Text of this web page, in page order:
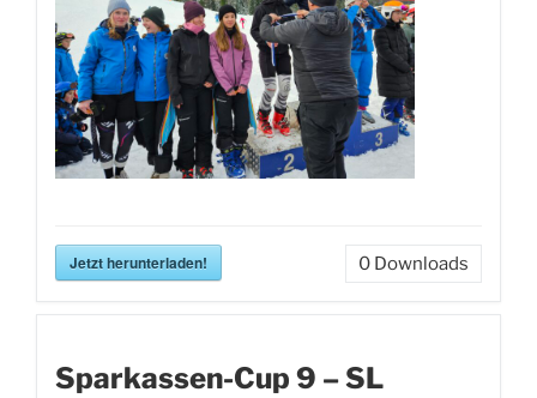
Jetzt herunterladen! 0 Downloads
Sparkassen-Cup 9 – SL